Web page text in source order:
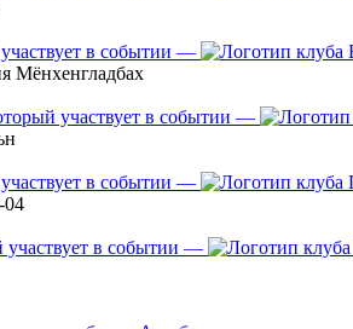
—
Мёнхенгладбах
—
—
04
—